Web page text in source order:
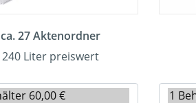
ca. 27 Aktenordner
240 Liter preiswert